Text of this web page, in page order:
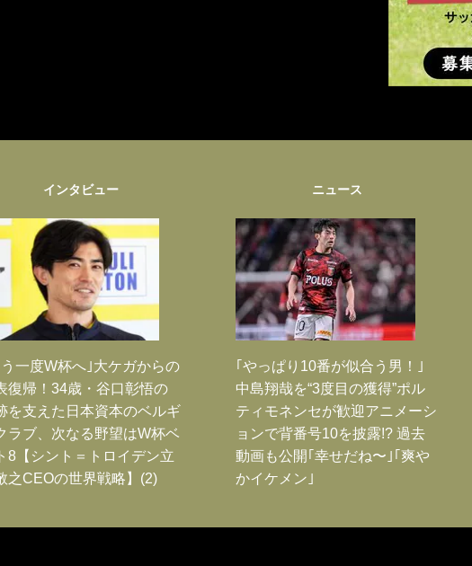
インタビュー
う一度W杯へ｣大ケガからの
復帰！34歳・谷口彰悟の
を支えた日本資本のベルギ
ラブ、次なる野望はW杯ベ
8【シント＝トロイデン立
之CEOの世界戦略】(2)
ニュース
｢やっぱり10番が似合う男！｣
中島翔哉を“3度目の獲得”ポル
ティモネンセが歓迎アニメーシ
ョンで背番号10を披露!? 過去
動画も公開｢幸せだね〜｣｢爽や
かイケメン｣